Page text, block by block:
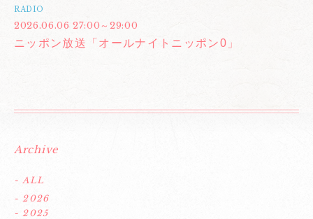
RADIO
2026.06.06 27:00～29:00
ニッポン放送「オールナイトニッポン0」
Archive
- ALL
- 2026
- 2025